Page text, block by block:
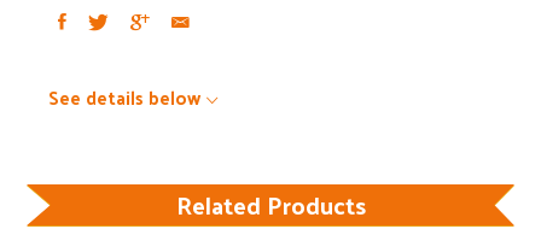
See details below
Related Products